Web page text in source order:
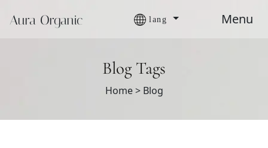
Aura Organic lang Menu
Blog Tags
Home > Blog